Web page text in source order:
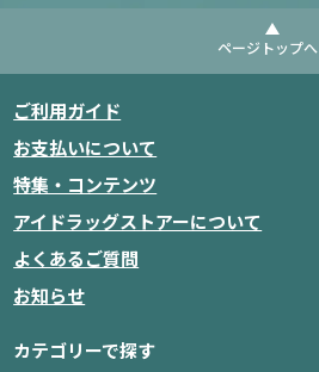
ページトップへ
ご利用ガイド
お支払いについて
特集・コンテンツ
アイドラッグストアーについて
よくあるご質問
お知らせ
カテゴリーで探す